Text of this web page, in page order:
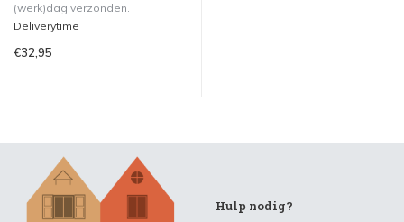
(werk)dag verzonden.
Deliverytime
€32,95
Hulp nodig?